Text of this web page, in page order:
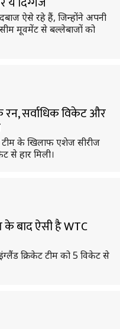
ऐसे रहे हैं, जिन्होंने अपनी
मूवमेंट से बल्लेबाजों को
रन, सर्वाधिक विकेट और
टीम के खिलाफ एशेज सीरीज
से हार मिली।
के बाद ऐसी है WTC
क्रिकेट टीम को 5 विकेट से